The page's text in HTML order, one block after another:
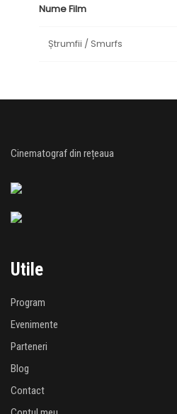
Nume Film
Ștrumfii / Smurfs
Cinematograf din rețeaua
Utile
Program
Evenimente
Parteneri
Blog
Contact